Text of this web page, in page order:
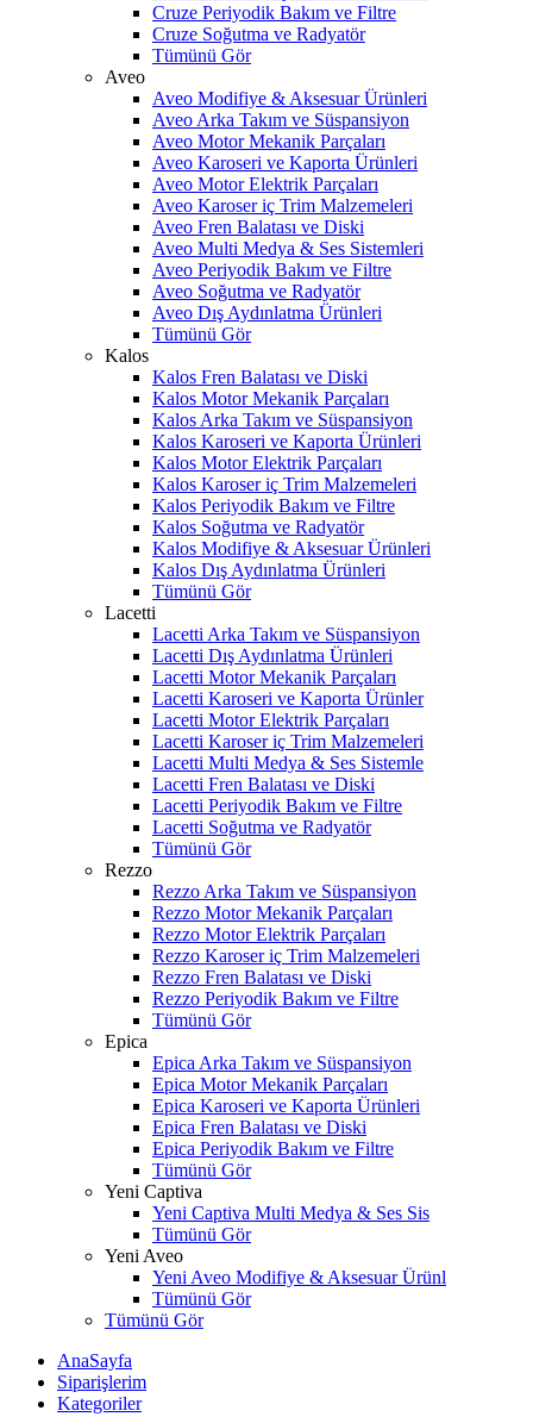
Cruze Periyodik Bakım ve Filtre
Cruze Soğutma ve Radyatör
Tümünü Gör
Aveo
Aveo Modifiye & Aksesuar Ürünleri
Aveo Arka Takım ve Süspansiyon
Aveo Motor Mekanik Parçaları
Aveo Karoseri ve Kaporta Ürünleri
Aveo Motor Elektrik Parçaları
Aveo Karoser iç Trim Malzemeleri
Aveo Fren Balatası ve Diski
Aveo Multi Medya & Ses Sistemleri
Aveo Periyodik Bakım ve Filtre
Aveo Soğutma ve Radyatör
Aveo Dış Aydınlatma Ürünleri
Tümünü Gör
Kalos
Kalos Fren Balatası ve Diski
Kalos Motor Mekanik Parçaları
Kalos Arka Takım ve Süspansiyon
Kalos Karoseri ve Kaporta Ürünleri
Kalos Motor Elektrik Parçaları
Kalos Karoser iç Trim Malzemeleri
Kalos Periyodik Bakım ve Filtre
Kalos Soğutma ve Radyatör
Kalos Modifiye & Aksesuar Ürünleri
Kalos Dış Aydınlatma Ürünleri
Tümünü Gör
Lacetti
Lacetti Arka Takım ve Süspansiyon
Lacetti Dış Aydınlatma Ürünleri
Lacetti Motor Mekanik Parçaları
Lacetti Karoseri ve Kaporta Ürünler
Lacetti Motor Elektrik Parçaları
Lacetti Karoser iç Trim Malzemeleri
Lacetti Multi Medya & Ses Sistemle
Lacetti Fren Balatası ve Diski
Lacetti Periyodik Bakım ve Filtre
Lacetti Soğutma ve Radyatör
Tümünü Gör
Rezzo
Rezzo Arka Takım ve Süspansiyon
Rezzo Motor Mekanik Parçaları
Rezzo Motor Elektrik Parçaları
Rezzo Karoser iç Trim Malzemeleri
Rezzo Fren Balatası ve Diski
Rezzo Periyodik Bakım ve Filtre
Tümünü Gör
Epica
Epica Arka Takım ve Süspansiyon
Epica Motor Mekanik Parçaları
Epica Karoseri ve Kaporta Ürünleri
Epica Fren Balatası ve Diski
Epica Periyodik Bakım ve Filtre
Tümünü Gör
Yeni Captiva
Yeni Captiva Multi Medya & Ses Sis
Tümünü Gör
Yeni Aveo
Yeni Aveo Modifiye & Aksesuar Ürünl
Tümünü Gör
Tümünü Gör
AnaSayfa
Siparişlerim
Kategoriler